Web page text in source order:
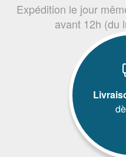
Expédition le jour
avant 12h (du